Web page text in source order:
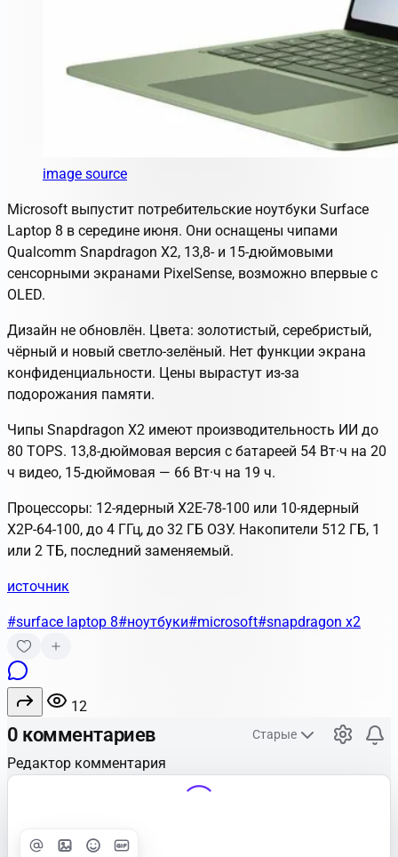
image source
Microsoft выпустит потребительские ноутбуки Surface
Laptop 8 в середине июня. Они оснащены чипами
Qualcomm Snapdragon X2, 13,8- и 15-дюймовыми
сенсорными экранами PixelSense, возможно впервые с
OLED.
Дизайн не обновлён. Цвета: золотистый, серебристый,
чёрный и новый светло-зелёный. Нет функции экрана
конфиденциальности. Цены вырастут из-за
подорожания памяти.
Чипы Snapdragon X2 имеют производительность ИИ до
80 TOPS. 13,8-дюймовая версия с батареей 54 Вт·ч на 20
ч видео, 15-дюймовая — 66 Вт·ч на 19 ч.
Процессоры: 12-ядерный X2E-78-100 или 10-ядерный
X2P-64-100, до 4 ГГц, до 32 ГБ ОЗУ. Накопители 512 ГБ, 1
или 2 ТБ, последний заменяемый.
источник
#surface laptop 8#ноутбуки#microsoft#snapdragon x2
12
0 комментариев Старые
Редактор комментария
Улучшить